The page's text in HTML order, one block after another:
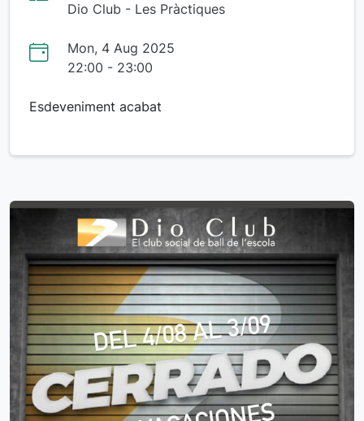
Dio Club - Les Pràctiques
Mon, 4 Aug 2025
22:00 - 23:00
Esdeveniment acabat